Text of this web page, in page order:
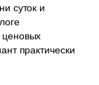
суток и
ценовых
практически